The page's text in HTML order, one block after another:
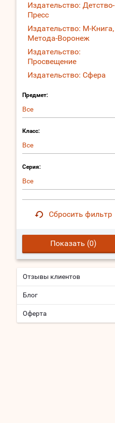
Издательство: Детство-
Пресс
Издательство: М-Книга,
Метода-Воронеж
Издательство:
Просвещение
Издательство: Сфера
Предмет:
Все
Класс:
Все
Серия:
Все
Сбросить фильтр
Показать (0)
Отзывы клиентов
Блог
Оферта